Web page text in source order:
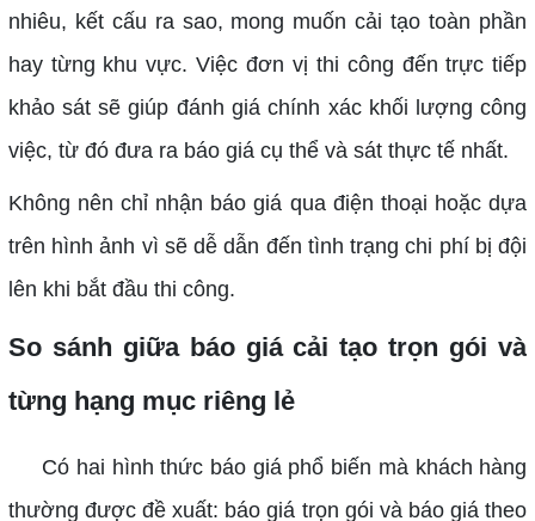
nhiêu, kết cấu ra sao, mong muốn cải tạo toàn phần
hay từng khu vực. Việc đơn vị thi công đến trực tiếp
khảo sát sẽ giúp đánh giá chính xác khối lượng công
việc, từ đó đưa ra báo giá cụ thể và sát thực tế nhất.
Không nên chỉ nhận báo giá qua điện thoại hoặc dựa
trên hình ảnh vì sẽ dễ dẫn đến tình trạng chi phí bị đội
lên khi bắt đầu thi công.
So sánh giữa báo giá cải tạo trọn gói và
từng hạng mục riêng lẻ
Có hai hình thức báo giá phổ biến mà khách hàng
thường được đề xuất: báo giá trọn gói và báo giá theo